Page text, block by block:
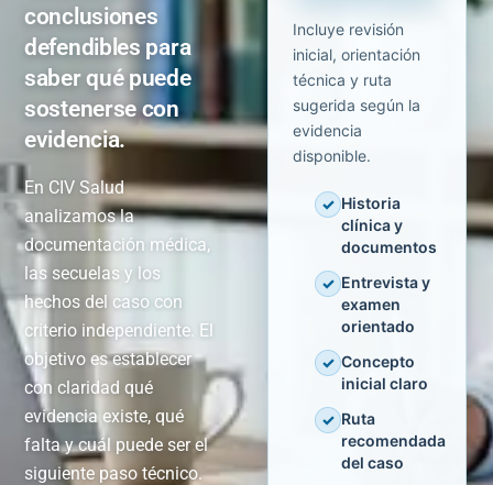
conclusiones
defendibles para
saber qué puede
sostenerse con
evidencia.
En CIV Salud
analizamos la
documentación médica,
las secuelas y los
hechos del caso con
criterio independiente. El
objetivo es establecer
con claridad qué
evidencia existe, qué
falta y cuál puede ser el
siguiente paso técnico.
Incluye revisión
inicial, orientación
técnica y ruta
sugerida según la
evidencia
disponible.
✓ Historia
clínica y
documentos
✓ Entrevista y
examen
orientado
✓ Concepto
inicial claro
✓ Ruta
recomendada
del caso